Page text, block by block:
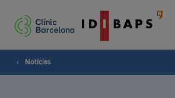
Notícies